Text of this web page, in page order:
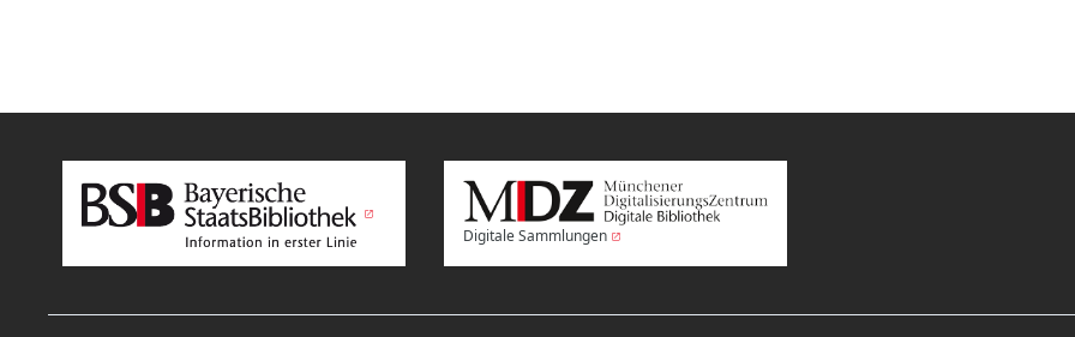
Digitale Sammlungen